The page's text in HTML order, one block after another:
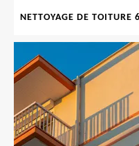
NETTOYAGE DE TOITURE